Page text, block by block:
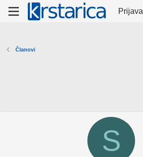
Prijava
Članovi
S